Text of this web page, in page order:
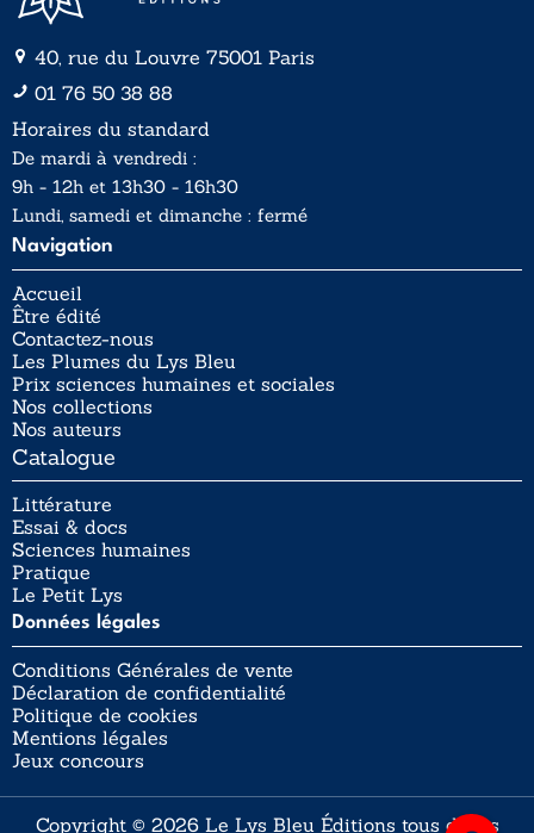
40, rue du Louvre 75001 Paris
01 76 50 38 88
Horaires du standard
De mardi à vendredi :
9h - 12h et 13h30 - 16h30
Lundi, samedi et dimanche : fermé
Navigation
Accueil
Être édité
Contactez-nous
Les Plumes du Lys Bleu
Prix sciences humaines et sociales
Nos collections
Nos auteurs
Catalogue
Littérature
Essai & docs
Sciences humaines
Pratique
Le Petit Lys
Données légales
Conditions Générales de vente
Déclaration de confidentialité
Politique de cookies
Mentions légales
Jeux concours
Copyright © 2026 Le Lys Bleu Éditions tous droits